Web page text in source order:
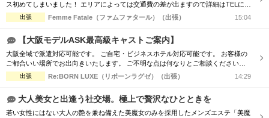
ス初めてしまいました！ エリアによっては交通費の差が出ますので詳細はTELにて
お伝えさせて頂きます。 90分コース17000円 120分コース23000円 でのご案内☆
是非この機会に一度お電話お待ちしております
出張 Femme Fatale（ファムファタール）（出張） 15:04
【大阪モデルASK最高級キャストご案内】
大阪全域で派遣対応可能です。 ご自宅・ビジネスホテル対応可能です。 お客様の
ご都合いい場所でお出向きいたします。 ご不明な点は何なりとご相談くださいま
せ。 よろしくお願いいたします。
出張 Re:BORN LUXE（リボーンラグゼ）（出張） 14:29
大人美女と出逢う社交場。極上で贅沢なひとときを
若い女性にはない大人の艶を兼ね備えた美魔女のみを採用したメンズエステ「美魔